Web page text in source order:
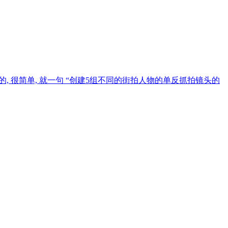
, 很简单, 就一句 “创建5组不同的街拍人物的单反抓拍镜头的